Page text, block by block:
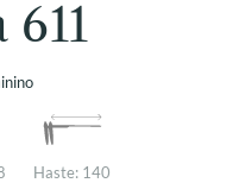
611
Haste: 140